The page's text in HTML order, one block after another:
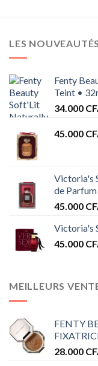
LES NOUVEAUTÉS
Fenty
Teint •
34.000
45.000
Victoria's
de Parfum
45.000
Victoria's
45.000
MEILLEURS
FENTY
28.000